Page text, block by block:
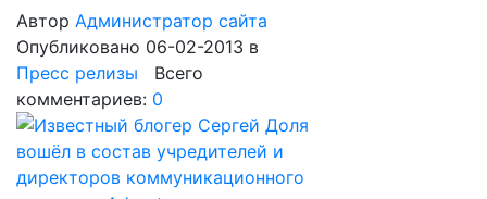
Автор Администратор сайта
Опубликовано 06-02-2013 в
Пресс релизы Всего
комментариев: 0